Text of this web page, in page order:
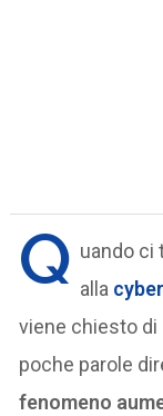
Q uando ci
alla
viene chiesto di
poche parole
fenomeno